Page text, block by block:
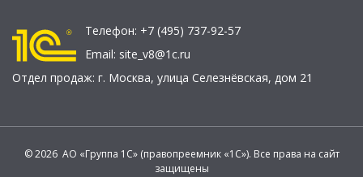
Телефон: +7 (495) 737-92-57
Email: site_v8@1c.ru
Отдел продаж: г. Москва, улица Селезнёвская, дом 21
© 2026 АО «Группа 1С» (правопреемник «1С»). Все права на сайт
защищены